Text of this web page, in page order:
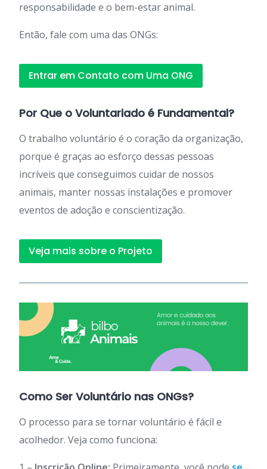
responsabilidade e o bem-estar animal.
Então, fale com uma das ONGs:
Entrar em Contato com Uma ONG
Por Que o Voluntariado é Fundamental?
O trabalho voluntário é o coração da organização,
porque é graças ao esforço dessas pessoas
incríveis que conseguimos cuidar de nossos
animais, manter nossas instalações e promover
eventos de adoção e conscientização.
Veja mais sobre o Projeto
Como Ser Voluntário nas ONGs?
O processo para se tornar voluntário é fácil e
acolhedor. Veja como funciona: